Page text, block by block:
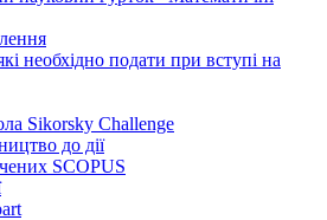
необхідно подати при вступі на
Sikorsky Challenge
до дії
SCOPUS